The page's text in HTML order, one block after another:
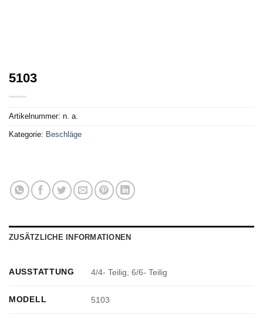
5103
Artikelnummer: n. a.
Kategorie: Beschläge
ZUSÄTZLICHE INFORMATIONEN
AUSSTATTUNG 4/4- Teilig, 6/6- Teilig
MODELL 5103